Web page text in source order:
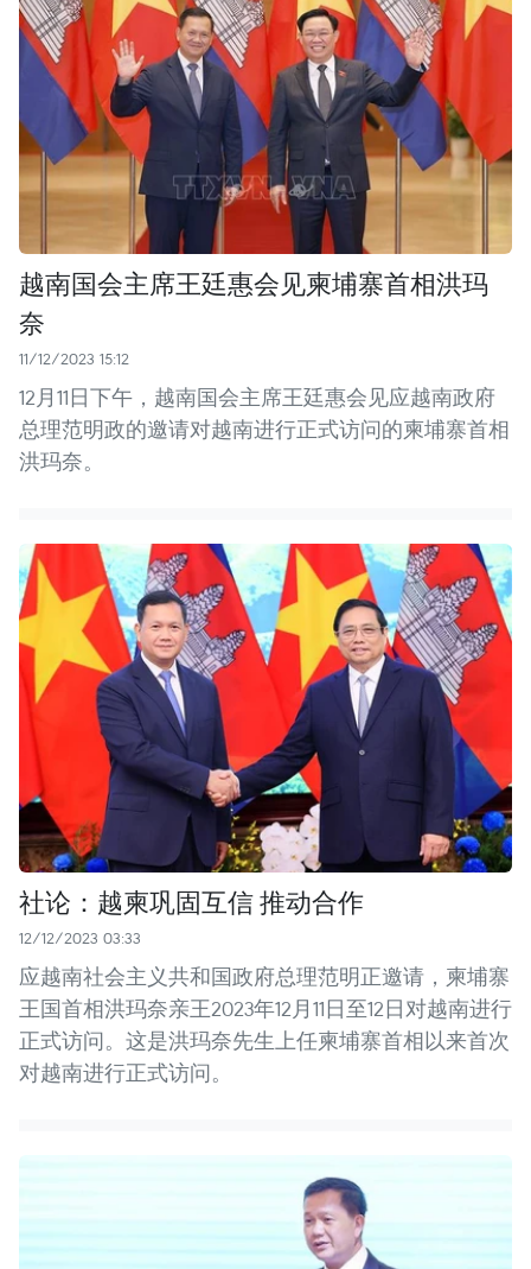
越南国会主席王廷惠会见柬埔寨首相洪玛
奈
11/12/2023 15:12
12月11日下午，越南国会主席王廷惠会见应越南政府
总理范明政的邀请对越南进行正式访问的柬埔寨首相
洪玛奈。
社论：越柬巩固互信 推动合作
12/12/2023 03:33
应越南社会主义共和国政府总理范明正邀请，柬埔寨
王国首相洪玛奈亲王2023年12月11日至12日对越南进行
正式访问。这是洪玛奈先生上任柬埔寨首相以来首次
对越南进行正式访问。